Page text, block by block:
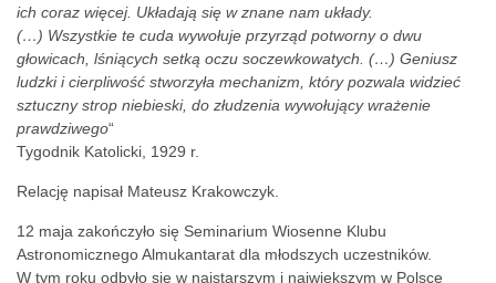
ich coraz więcej. Układają się w znane nam układy.
(…) Wszystkie te cuda wywołuje przyrząd potworny o dwu
głowicach, lśniących setką oczu soczewkowatych. (…) Geniusz
ludzki i cierpliwość stworzyła mechanizm, który pozwala widzieć
sztuczny strop niebieski, do złudzenia wywołujący wrażenie
prawdziwego“
Tygodnik Katolicki, 1929 r.
Relację napisał Mateusz Krakowczyk.
12 maja zakończyło się Seminarium Wiosenne Klubu
Astronomicznego Almukantarat dla młodszych uczestników.
W tym roku odbyło się w najstarszym i największym w Polsce